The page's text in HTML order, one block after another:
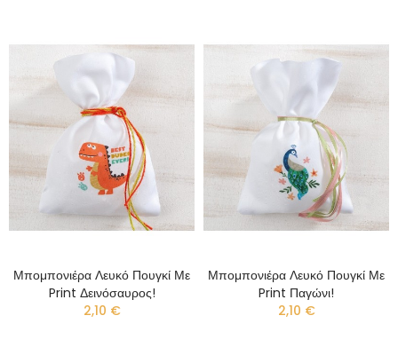
Μπομπονιέρα Λευκό Πουγκί Με
Print Δεινόσαυρος!
2,10 €
Μπομπονιέρα Λευκό Πουγκί Με
Print Παγώνι!
2,10 €